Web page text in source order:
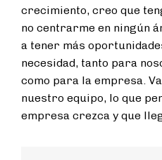
crecimiento, creo que
no centrarme en ningún
a tener más
necesidad, tanto para
como para la empresa.
nuestro equipo, lo que
empresa crezca y que